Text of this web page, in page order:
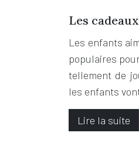
Les
Les enfants
populaires
tellement de
les enfants
Lire la suite